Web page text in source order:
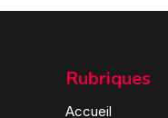
Rubriques
Accueil